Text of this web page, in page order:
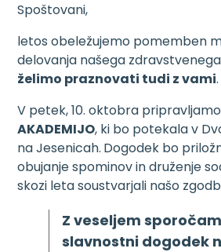
Spoštovani,
letos obeležujemo pomemben
delovanja našega
želimo praznovati tudi z vami.
V petek, 10. oktobra pripravljamo
AKADEMIJO, ki bo potekala v
na Jesenicah. Dogodek bo
obujanje spominov in druženje
skozi leta soustvarjali našo
Z veseljem
slavnostni dogodek